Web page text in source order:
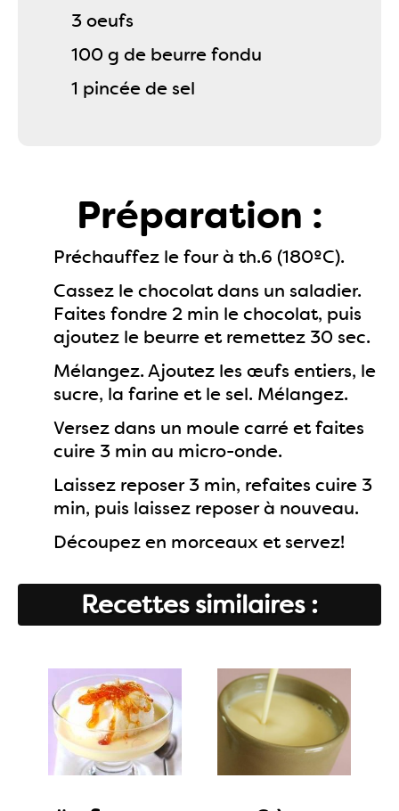
3 oeufs
100 g de beurre fondu
1 pincée de sel
Préparation :
Préchauffez le four à th.6 (180ºC).
Cassez le chocolat dans un saladier.
Faites fondre 2 min le chocolat, puis
ajoutez le beurre et remettez 30 sec.
Mélangez. Ajoutez les œufs entiers, le
sucre, la farine et le sel. Mélangez.
Versez dans un moule carré et faites
cuire 3 min au micro-onde.
Laissez reposer 3 min, refaites cuire 3
min, puis laissez reposer à nouveau.
Découpez en morceaux et servez!
Recettes similaires :